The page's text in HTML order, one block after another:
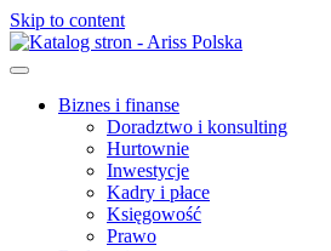
Skip to content
Biznes i finanse
Doradztwo i konsulting
Hurtownie
Inwestycje
Kadry i płace
Księgowość
Prawo